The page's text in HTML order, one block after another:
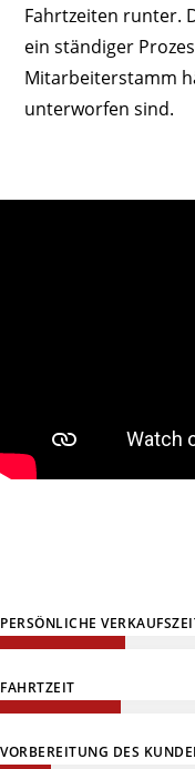
Fahrtzeiten runter.
ein ständiger
Mitarbeiterstamm
unterworfen sind.
PERSÖNLICHE
FAHRTZEIT
VORBEREITUNG DES